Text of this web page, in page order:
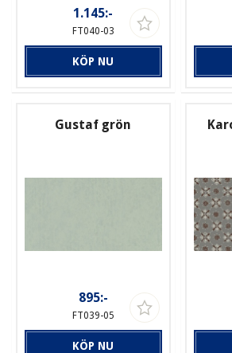
1.145:-
FT040-03
KÖP NU
Gustaf grön
895:-
FT039-05
KÖP NU